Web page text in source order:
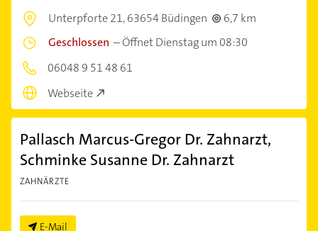
Unterpforte 21,63654 Büdingen
6,7 km
Geschlossen –Öffnet Dienstag um 08:30
06048 9 51 48 61
Webseite
Pallasch Marcus-Gregor Dr. Zahnarzt,
Schminke Susanne Dr. Zahnarzt
ZAHNÄRZTE
E-Mail